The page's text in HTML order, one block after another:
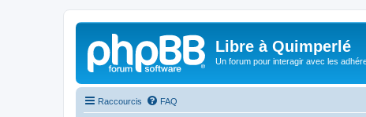
Libre à Quimperlé
Un forum pour interagir avec les
Raccourcis FAQ